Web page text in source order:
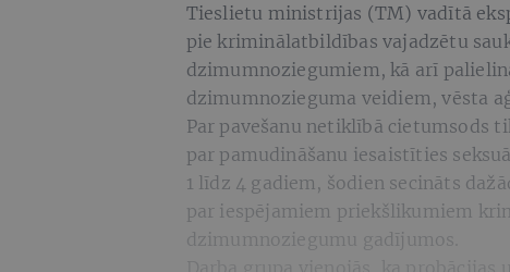
Tieslietu ministrijas (TM) vadītā
pie kriminālatbildības vajadzētu
dzimumnoziegumiem, kā arī
dzimumnozieguma veidiem, vēsta
Par pavešanu netiklībā cietumsods
par pamudināšanu iesaistīties
1 līdz 4 gadiem, šodien secināts
par iespējamiem priekšlikumiem
dzimumnoziegumu gadījumos.